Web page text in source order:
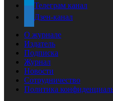
Телеграм канал
Дзен-канал
О журнале
Издатель
Подписка
Журнал
Новости
Сотрудничество
Политика